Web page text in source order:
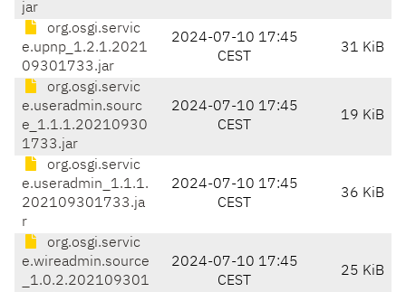
jar
org.osgi.servic
e.upnp_1.2.1.2021
09301733.jar
2024-07-10 17:45
CEST
31 KiB
org.osgi.servic
e.useradmin.sourc
e_1.1.1.20210930
1733.jar
2024-07-10 17:45
CEST
19 KiB
org.osgi.servic
e.useradmin_1.1.1.
202109301733.ja
r
2024-07-10 17:45
CEST
36 KiB
org.osgi.servic
e.wireadmin.source
_1.0.2.202109301
2024-07-10 17:45
CEST
25 KiB